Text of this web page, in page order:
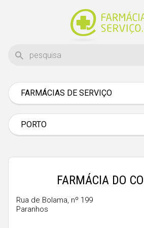
FARMÁCIAS DE SERVIÇO
Braga
Bragança
Castelo Branco
Évora
PORTO
FARMÁCIA DO
Rua de Bolama, nº 199
Paranhos